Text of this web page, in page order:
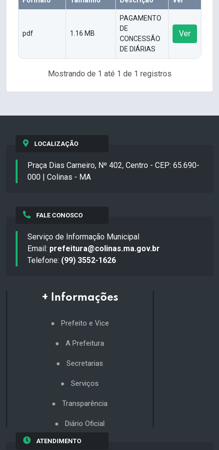
pdf 1.16 MB
PAGAMENTO
DE
CONCESSÃO
DE DIÁRIAS
Ver
Mostrando de 1 até 1 de 1 registros
LOCALIZAÇÃO
Praça Dias Carneiro, Nº 402, Centro - CEP: 65.690-
000 | Colinas - MA
FALE CONOSCO
Serviço de Informação Municipal
Email: prefeitura@colinas.ma.gov.br
Telefone: (99) 3552-1626
+ Informações
Prefeito e Vice
A Prefeitura
Secretarias
Serviços
Transparência
Diário Oficial
ATENDIMENTO